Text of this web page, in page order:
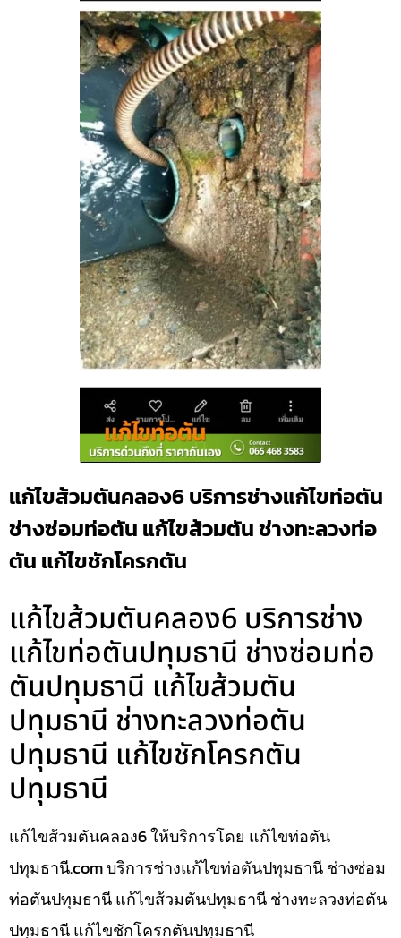
แก้ไขส้วมตันคลอง6 บริการช่างแก้ไขท่อตัน
ช่างซ่อมท่อตัน แก้ไขส้วมตัน ช่างทะลวงท่อ
ตัน แก้ไขชักโครกตัน
แก้ไขส้วมตันคลอง6 บริการช่าง
แก้ไขท่อตันปทุมธานี ช่างซ่อมท่อ
ตันปทุมธานี แก้ไขส้วมตัน
ปทุมธานี ช่างทะลวงท่อตัน
ปทุมธานี แก้ไขชักโครกตัน
ปทุมธานี
แก้ไขส้วมตันคลอง6 ให้บริการโดย แก้ไขท่อตัน
ปทุมธานี.com บริการช่างแก้ไขท่อตันปทุมธานี ช่างซ่อม
ท่อตันปทุมธานี แก้ไขส้วมตันปทุมธานี ช่างทะลวงท่อตัน
ปทุมธานี แก้ไขชักโครกตันปทุมธานี